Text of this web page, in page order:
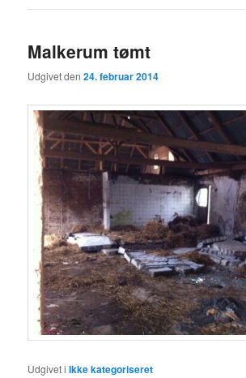
Malkerum tømt
Udgivet den24. februar 2014
Udgivet i Ikke kategoriseret